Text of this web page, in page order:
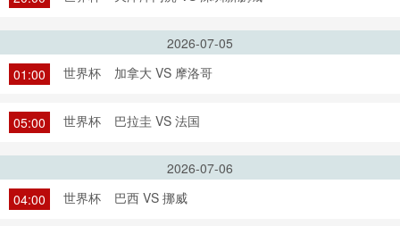
2026-07-05
01:00
世界杯 加拿大 VS 摩洛哥
05:00 世界杯 巴拉圭 VS 法国
2026-07-06
04:00
世界杯 巴西 VS 挪威